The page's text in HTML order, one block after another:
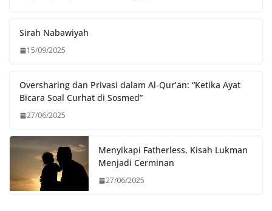
Sirah Nabawiyah
15/09/2025
Oversharing dan Privasi dalam Al-Qur’an: “Ketika Ayat
Bicara Soal Curhat di Sosmed”
27/06/2025
Menyikapi Fatherless, Kisah Lukman
Menjadi Cerminan
27/06/2025